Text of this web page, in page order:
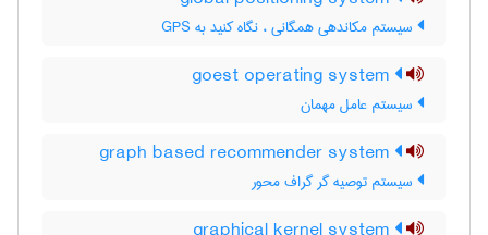
سیستم مکاندهی همگانی ، نگاه کنید به GPS
سیستم عامل مهمان
سیستم توصیه گر گراف محور